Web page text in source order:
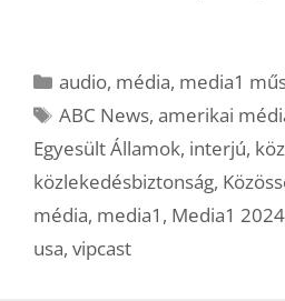
Kategória
audio, média, media1
Címkék
ABC News,amerikai
Egyesült Államok, interjú,
közlekedésbiztonság,
média, media1 , Media1
usa, vipcast